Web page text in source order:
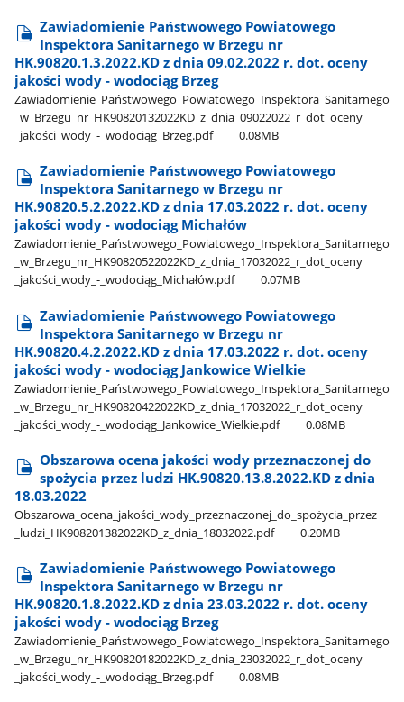
Zawiadomienie Państwowego Powiatowego
Inspektora Sanitarnego w Brzegu nr
HK.90820.1.3.2022.KD z dnia 09.02.2022 r. dot. oceny
jakości wody - wodociąg Brzeg
Zawiadomienie​_Państwowego​_Powiatowego​_Inspektora​_Sanitarnego​
_w​_Brzegu​_nr​_HK90820132022KD​_z​_dnia​_09022022​_r​_dot​_oceny​
_jakości​_wody​_-​_wodociąg​_Brzeg.pdf
0.08MB
Zawiadomienie Państwowego Powiatowego
Inspektora Sanitarnego w Brzegu nr
HK.90820.5.2.2022.KD z dnia 17.03.2022 r. dot. oceny
jakości wody - wodociąg Michałów
Zawiadomienie​_Państwowego​_Powiatowego​_Inspektora​_Sanitarnego​
_w​_Brzegu​_nr​_HK90820522022KD​_z​_dnia​_17032022​_r​_dot​_oceny​
_jakości​_wody​_-​_wodociąg​_Michałów.pdf
0.07MB
Zawiadomienie Państwowego Powiatowego
Inspektora Sanitarnego w Brzegu nr
HK.90820.4.2.2022.KD z dnia 17.03.2022 r. dot. oceny
jakości wody - wodociąg Jankowice Wielkie
Zawiadomienie​_Państwowego​_Powiatowego​_Inspektora​_Sanitarnego​
_w​_Brzegu​_nr​_HK90820422022KD​_z​_dnia​_17032022​_r​_dot​_oceny​
_jakości​_wody​_-​_wodociąg​_Jankowice​_Wielkie.pdf
0.08MB
Obszarowa ocena jakości wody przeznaczonej do
spożycia przez ludzi HK.90820.13.8.2022.KD z dnia
18.03.2022
Obszarowa​_ocena​_jakości​_wody​_przeznaczonej​_do​_spożycia​_przez​
_ludzi​_HK908201382022KD​_z​_dnia​_18032022.pdf
0.20MB
Zawiadomienie Państwowego Powiatowego
Inspektora Sanitarnego w Brzegu nr
HK.90820.1.8.2022.KD z dnia 23.03.2022 r. dot. oceny
jakości wody - wodociąg Brzeg
Zawiadomienie​_Państwowego​_Powiatowego​_Inspektora​_Sanitarnego​
_w​_Brzegu​_nr​_HK90820182022KD​_z​_dnia​_23032022​_r​_dot​_oceny​
_jakości​_wody​_-​_wodociąg​_Brzeg.pdf
0.08MB